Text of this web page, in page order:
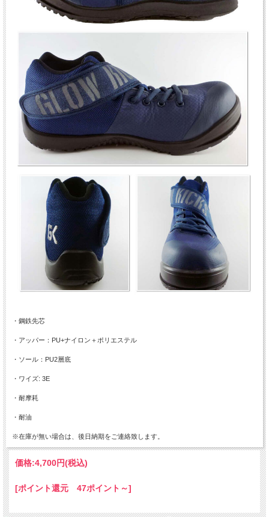
・鋼鉄先芯
・アッパー：PU+ナイロン＋ポリエステル
・ソール：PU2層底
・ワイズ: 3E
・耐摩耗
・耐油
※在庫が無い場合は、後日納期をご連絡致します。
価格:4,700円(税込)
[ポイント還元 47ポイント～]